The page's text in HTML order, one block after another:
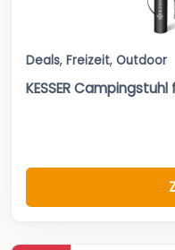
Deals, Freizeit, Outdoor
KESSER